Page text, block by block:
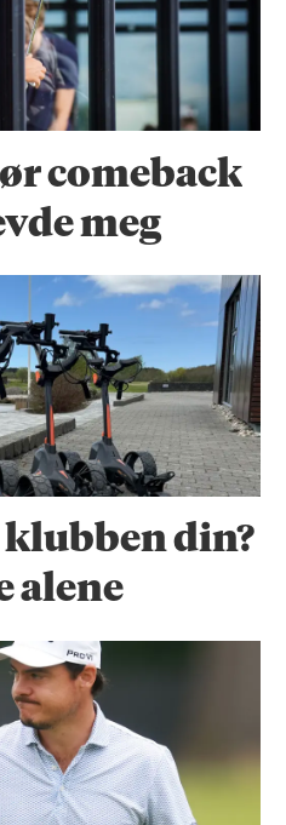
comeback
meg
klubben din?
alene